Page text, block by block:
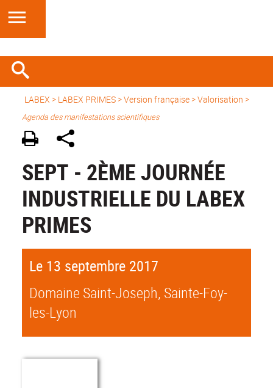
LABEX > LABEX PRIMES>Version française> Valorisation >
Agenda des manifestations scientifiques
SEPT - 2ÈME JOURNÉE
INDUSTRIELLE DU LABEX
PRIMES
Le 13 septembre 2017
Domaine Saint-Joseph, Sainte-Foy-
les-Lyon